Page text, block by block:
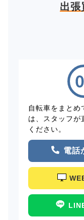
出張
自転車をまとめ
は、スタッフが
ください。
電話